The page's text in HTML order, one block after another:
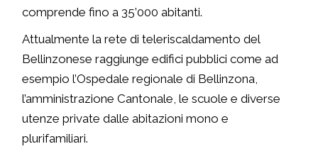
comprende fino a 35’000 abitanti.
Attualmente la rete di teleriscaldamento del
Bellinzonese raggiunge edifici pubblici come ad
esempio l’Ospedale regionale di Bellinzona,
l’amministrazione Cantonale, le scuole e diverse
utenze private dalle abitazioni mono e
plurifamiliari.